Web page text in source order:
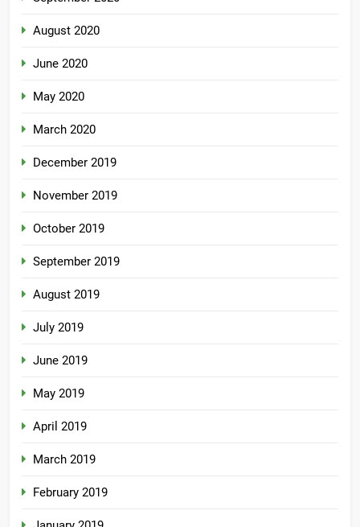
August 2020
June 2020
May 2020
March 2020
December 2019
November 2019
October 2019
September 2019
August 2019
July 2019
June 2019
May 2019
April 2019
March 2019
February 2019